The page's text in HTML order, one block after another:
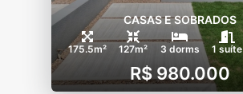
CASAS E SOBRADOS
175.5m² 127m² 3 dorms 1 suíte
R$ 980.000